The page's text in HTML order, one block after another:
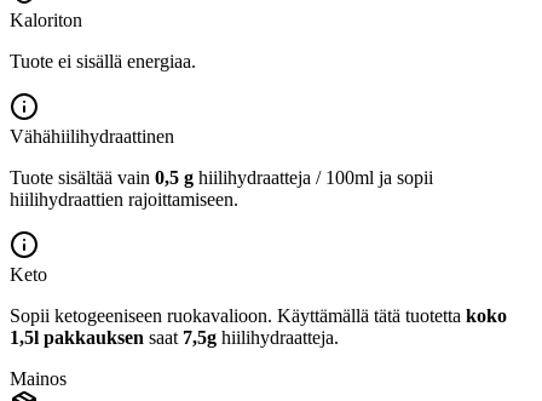
Kaloriton
Tuote ei sisällä energiaa.
Vähähiilihydraattinen
Tuote sisältää vain 0,5 g hiilihydraatteja / 100ml ja sopii
hiilihydraattien rajoittamiseen.
Keto
Sopii ketogeeniseen ruokavalioon. Käyttämällä tätä tuotetta koko
1,5l pakkauksen saat 7,5g hiilihydraatteja.
Mainos